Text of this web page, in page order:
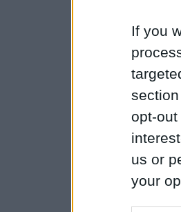
If you
opt-
us or
your